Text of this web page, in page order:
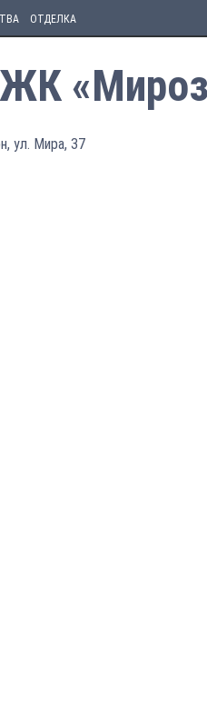
ОТДЕЛКА
ул. Мира, 37